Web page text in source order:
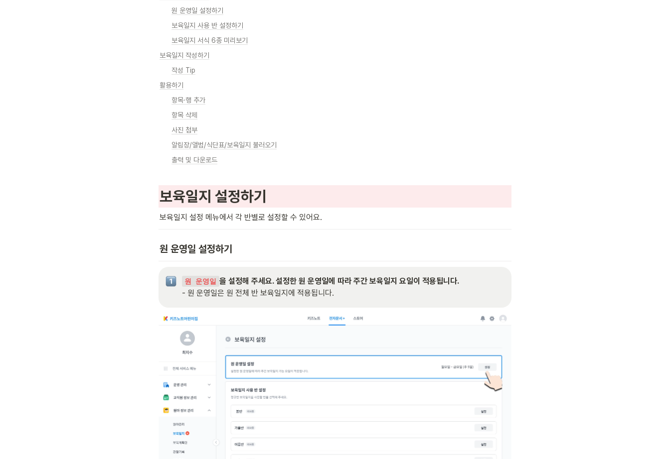
원 운영일 설정하기
보육일지 사용 반 설정하기
보육일지 서식 6종 미리보기
보육일지 작성하기
작성 Tip
활용하기
항목·행 추가
항목 삭제
사진 첨부
알림장/앨범/식단표/보육일지 불러오기
출력 및 다운로드
보육일지 설정하기
보육일지 설정 메뉴에서 각 반별로 설정할 수 있어요.
원 운영일 설정하기
원 운영일
을 설정해 주세요. 설정한 원 운영일에 따라 주간 보육일지 요일이 적용됩니다.
- 원 운영일은 원 전체 반 보육일지에 적용됩니다.